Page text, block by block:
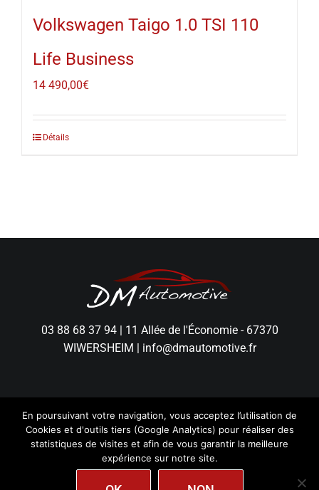
Volkswagen Taigo 1.0 TSI 110
Life Business
14 490,00€
Détails
03 88 68 37 94| 11 Allée de l'Économie - 67370
WIWERSHEIM | info@dmautomotive.fr
DM Automotive - Tous droits réservés.Mentions
En poursuivant votre navigation, vous acceptez l’utilisation de
Cookies et d'outils tiers (Google Analytics) pour réaliser des
statistiques de visites et afin de vous garantir la meilleure
expérience sur notre site.